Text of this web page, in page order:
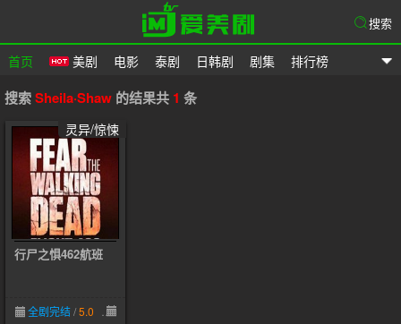
爱美剧
首页 美剧 电影 泰剧 日韩剧 剧集 排行榜
搜索
搜索Sheila·Shaw 的结果共 1 条
灵异/惊悚
行尸之惧462航班
全剧完结/5.0